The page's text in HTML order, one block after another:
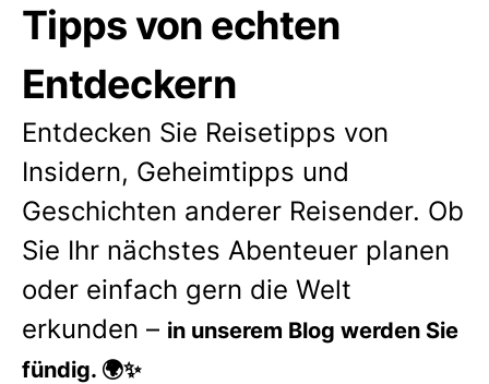
Tipps von echten
Entdeckern
Entdecken Sie Reisetipps von
Insidern, Geheimtipps und
Geschichten anderer Reisender. Ob
Sie Ihr nächstes Abenteuer planen
oder einfach gern die Welt
erkunden – in unserem Blog werden Sie
fündig. 🌍✨